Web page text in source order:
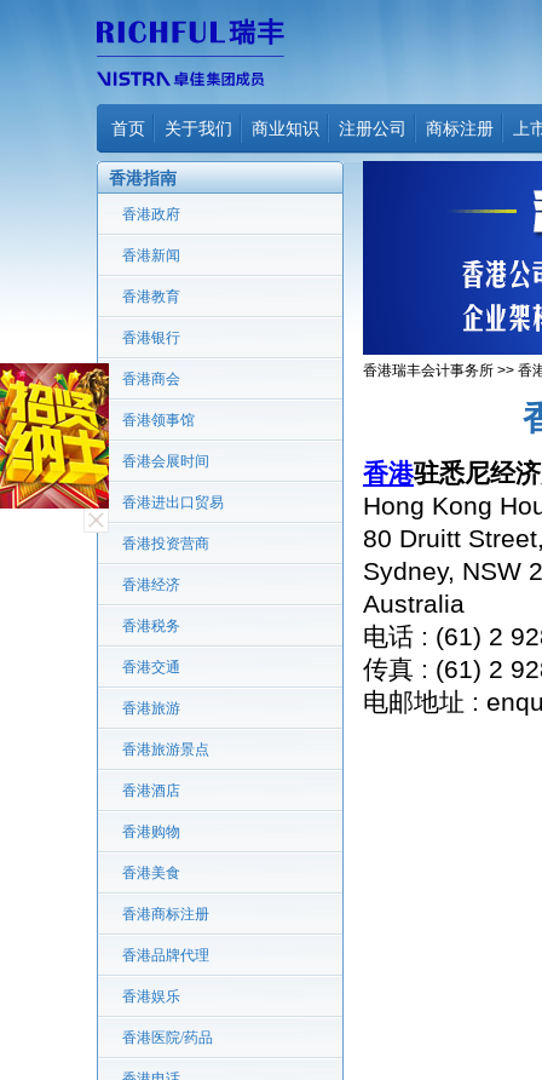
首页 关于我们 商业知识 注册公司 商标注册 上
香港指南
香港政府
香港新闻
香港教育
香港银行
香港商会
香港领事馆
香港会展时间
香港进出口贸易
香港投资营商
香港经济
香港税务
香港交通
香港旅游
香港旅游景点
香港酒店
香港购物
香港美食
香港商标注册
香港品牌代理
香港娱乐
香港医院/药品
香港瑞丰会计事务所 >> 香
香港驻悉尼经
Hong Kong
80 Druitt
Sydney, NSW
Australia
电话 : (61) 2
传真 : (61) 2
电邮地址 :